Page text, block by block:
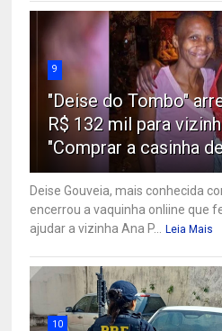
9
"Deise do Tombo"
R$ 132 mil para
"Comprar a casinha
Deise Gouveia, mais conhecida
encerrou a vaquinha onliine que
ajudar a vizinha Ana P...
Leia Mais
10